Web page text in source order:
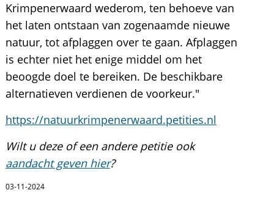
Krimpenerwaard wederom, ten behoeve van
het laten ontstaan van zogenaamde nieuwe
natuur, tot afplaggen over te gaan. Afplaggen
is echter niet het enige middel om het
beoogde doel te bereiken. De beschikbare
alternatieven verdienen de voorkeur."
https://natuurkrimpenerwaard.petities.nl
Wilt u deze of een andere petitie ook
aandacht geven hier?
03-11-2024